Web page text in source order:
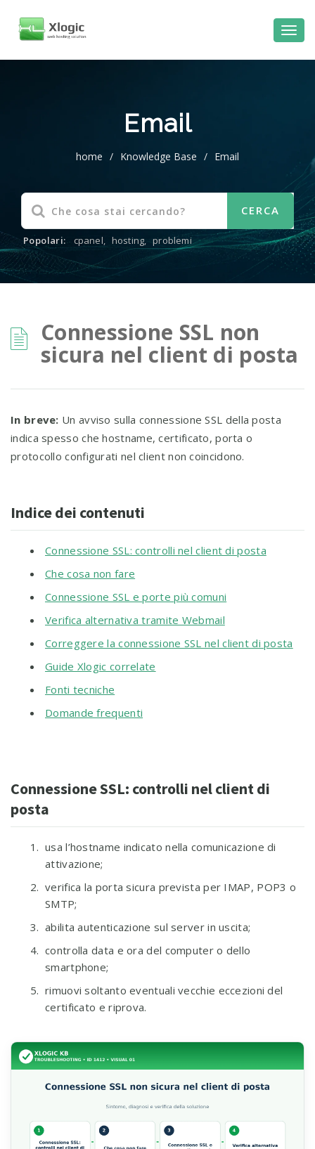
Email
home / Knowledge Base / Email
Popolari: cpanel, hosting, problemi
Connessione SSL non
sicura nel client di posta
In breve: Un avviso sulla connessione SSL della posta
indica spesso che hostname, certificato, porta o
protocollo configurati nel client non coincidono.
Indice dei contenuti
Connessione SSL: controlli nel client di posta
Che cosa non fare
Connessione SSL e porte più comuni
Verifica alternativa tramite Webmail
Correggere la connessione SSL nel client di posta
Guide Xlogic correlate
Fonti tecniche
Domande frequenti
Connessione SSL: controlli nel client di
posta
usa l’hostname indicato nella comunicazione di
attivazione;
verifica la porta sicura prevista per IMAP, POP3 o
SMTP;
abilita autenticazione sul server in uscita;
controlla data e ora del computer o dello
smartphone;
rimuovi soltanto eventuali vecchie eccezioni del
certificato e riprova.